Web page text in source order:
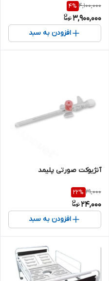
4,100,000
4%
3,900,000
افزودن به سبد
آنژیوکت صورتی پلیمد
31,000
22%
24,000
افزودن به سبد